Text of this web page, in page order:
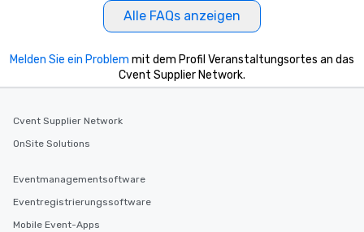
Alle FAQs anzeigen
Melden Sie ein Problem mit dem Profil Veranstaltungsortes an das
Cvent Supplier Network.
Cvent Supplier Network
OnSite Solutions
Eventmanagementsoftware
Eventregistrierungssoftware
Mobile Event-Apps